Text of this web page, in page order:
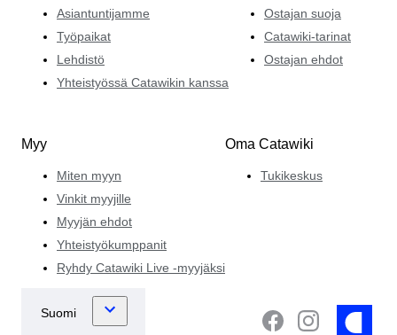
Asiantuntijamme
Työpaikat
Lehdistö
Yhteistyössä Catawikin kanssa
Ostajan suoja
Catawiki-tarinat
Ostajan ehdot
Myy
Miten myyn
Vinkit myyjille
Myyjän ehdot
Yhteistyökumppanit
Ryhdy Catawiki Live -myyjäksi
Oma Catawiki
Tukikeskus